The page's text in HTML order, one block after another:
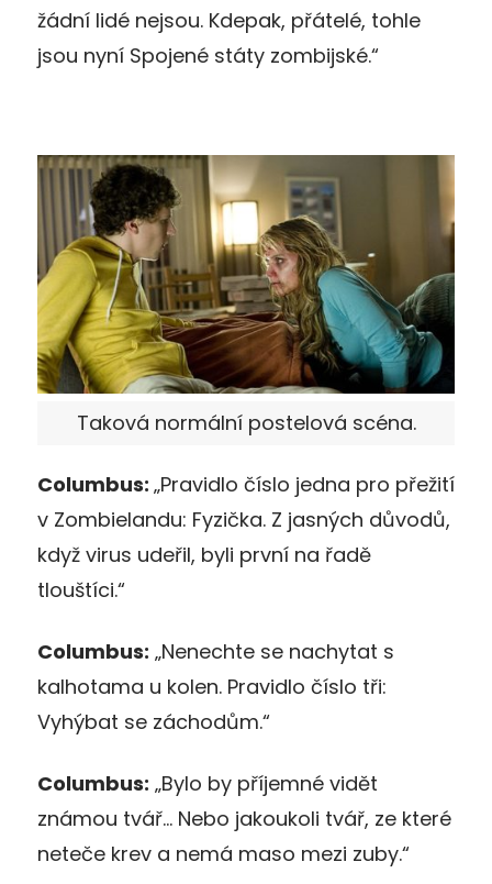
žádní lidé nejsou. Kdepak, přátelé, tohle
jsou nyní Spojené státy zombijské.“
Taková normální postelová scéna.
Columbus: „Pravidlo číslo jedna pro přežití
v Zombielandu: Fyzička. Z jasných důvodů,
když virus udeřil, byli první na řadě
tlouštíci.“
Columbus: „Nenechte se nachytat s
kalhotama u kolen. Pravidlo číslo tři:
Vyhýbat se záchodům.“
Columbus: „Bylo by příjemné vidět
známou tvář… Nebo jakoukoli tvář, ze které
neteče krev a nemá maso mezi zuby.“